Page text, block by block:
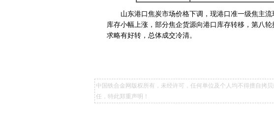
山东港口焦炭市场价格下调，现港口准一级焦主流
库存小幅上涨，部分焦企货源向港口库存转移，第八
求略有好转，总体成交冷清。
中国铁合金网版权所有，未经许可，任何单位及个人均不得擅自拷
任，特此郑重声明！